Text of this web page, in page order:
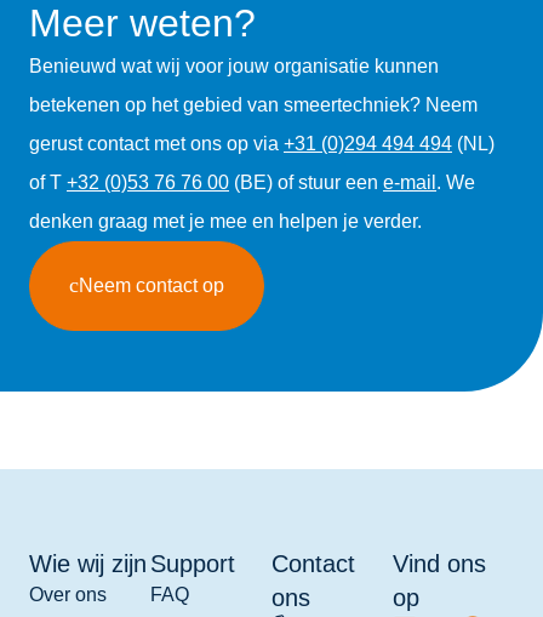
Meer weten?
Benieuwd wat wij voor jouw organisatie kunnen
betekenen op het gebied van smeertechniek? Neem
gerust contact met ons op via +31 (0)294 494 494 (NL)
of T +32 (0)53 76 76 00 (BE) of stuur een e-mail . We
denken graag met je mee en helpen je verder.
Neem contact op
Wie wij zijn
Over ons
Support
FAQ
Contact
ons
Vind ons
op